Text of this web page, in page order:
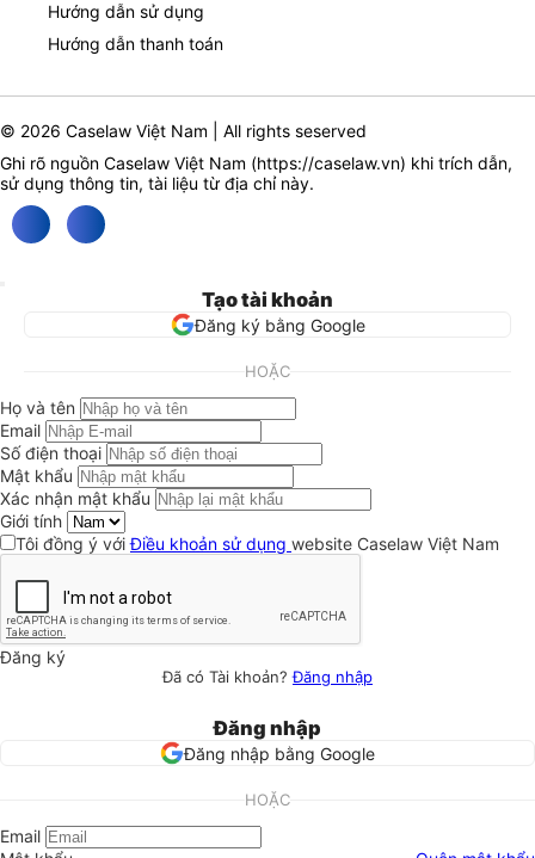
Hướng dẫn sử dụng
Hướng dẫn thanh toán
© 2026 Caselaw Việt Nam | All rights seserved
Ghi rõ nguồn Caselaw Việt Nam (https://caselaw.vn) khi trích dẫn,
sử dụng thông tin, tài liệu từ địa chỉ này.
Tạo tài khoản
Đăng ký bằng Google
HOẶC
Họ và tên
Email
Số điện thoại
Mật khẩu
Xác nhận mật khẩu
Giới tính
Tôi đồng ý vớiĐiều khoản sử dụng website Caselaw Việt Nam
Đăng ký
Đã có Tài khoản?Đăng nhập
Đăng nhập
Đăng nhập bằng Google
HOẶC
Email